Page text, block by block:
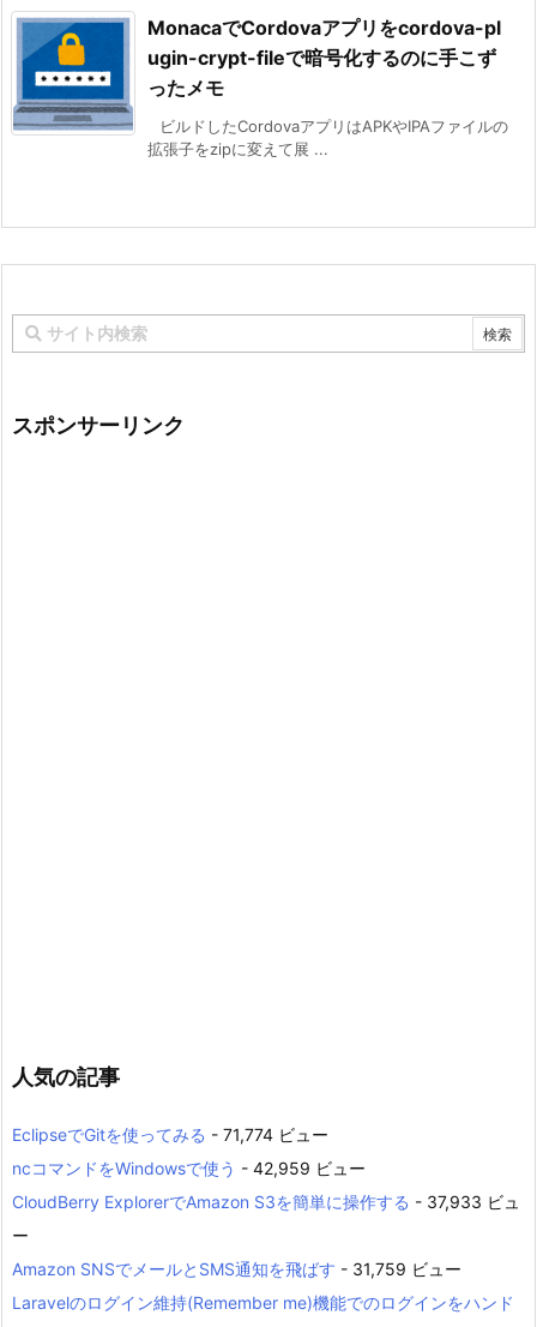
MonacaでCordovaアプリをcordova-pl
ugin-crypt-fileで暗号化するのに手こず
ったメモ
ビルドしたCordovaアプリはAPKやIPAファイルの
拡張子をzipに変えて展 ...
スポンサーリンク
人気の記事
EclipseでGitを使ってみる - 71,774 ビュー
ncコマンドをWindowsで使う - 42,959 ビュー
CloudBerry ExplorerでAmazon S3を簡単に操作する - 37,933 ビュ
ー
Amazon SNSでメールとSMS通知を飛ばす - 31,759 ビュー
Laravelのログイン維持(Remember me)機能でのログインをハンド